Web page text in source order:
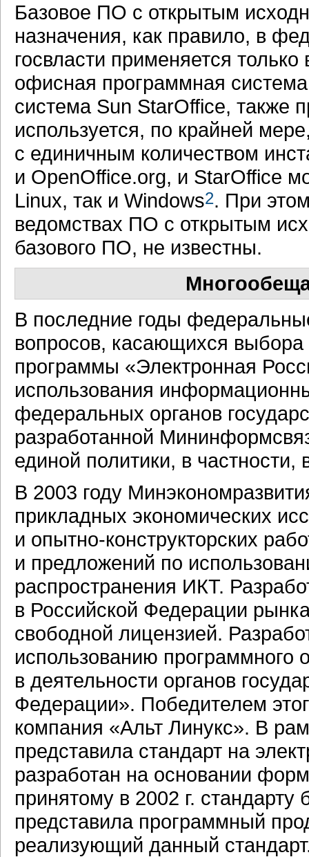
Базовое ПО с открытым
назначения, как правило, в
госвласти применяется
офисная программная
система Sun StarOffice, также
используется, по крайней
с единичным количеством
и OpenOffice.org, и StarOffice
Linux, так и Windows2. При
ведомствах ПО с открытым
базового ПО, не известны.
В последние годы
вопросов, касающихся
программы «Электронная
использования
федеральных органов
разработанной
единой политики, в
В 2003 году
прикладных экономических
и опытно-конструкторских
и предложений по
распространения ИКТ.
в Российской Федерации
свободной лицензией.
использованию программного
в деятельности органов
Федерации». Победителем
компания «Альт Линукс». В
представила стандарт на
разработан на основании
принятому в 2002 г.
представила программный
реализующий данный